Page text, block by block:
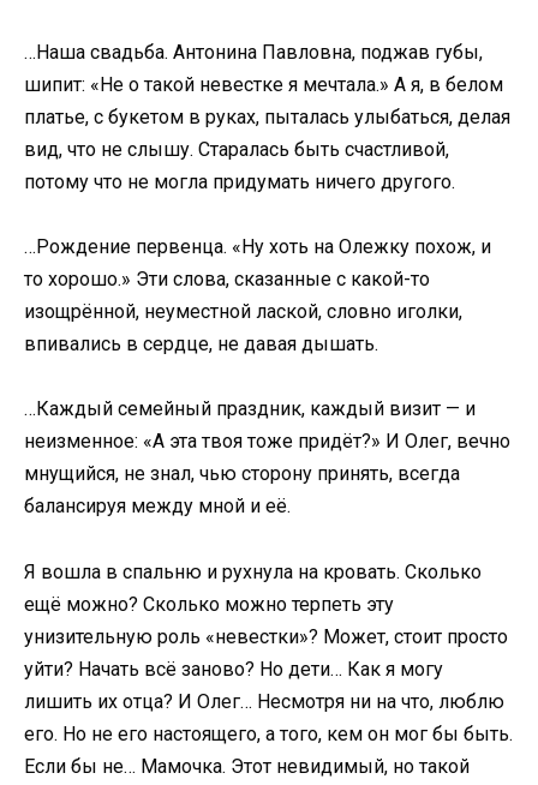
…Наша свадьба. Антонина Павловна, поджав губы,
шипит: «Не о такой невестке я мечтала.» А я, в белом
платье, с букетом в руках, пыталась улыбаться, делая
вид, что не слышу. Старалась быть счастливой,
потому что не могла придумать ничего другого.
…Рождение первенца. «Ну хоть на Олежку похож, и
то хорошо.» Эти слова, сказанные с какой-то
изощрённой, неуместной лаской, словно иголки,
впивались в сердце, не давая дышать.
…Каждый семейный праздник, каждый визит — и
неизменное: «А эта твоя тоже придёт?» И Олег, вечно
мнущийся, не знал, чью сторону принять, всегда
балансируя между мной и её.
Я вошла в спальню и рухнула на кровать. Сколько
ещё можно? Сколько можно терпеть эту
унизительную роль «невестки»? Может, стоит просто
уйти? Начать всё заново? Но дети… Как я могу
лишить их отца? И Олег… Несмотря ни на что, люблю
его. Но не его настоящего, а того, кем он мог бы быть.
Если бы не… Мамочка. Этот невидимый, но такой